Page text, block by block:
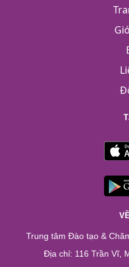
Trung tâm Đào tạo &
Địa chỉ: 116 Trần Vĩ,